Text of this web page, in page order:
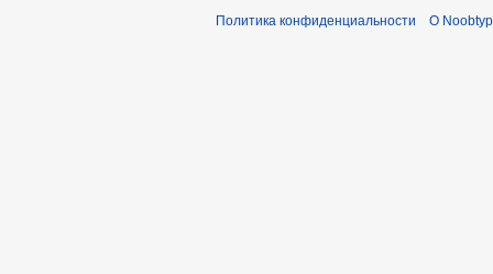
Политика конфиденциальности О